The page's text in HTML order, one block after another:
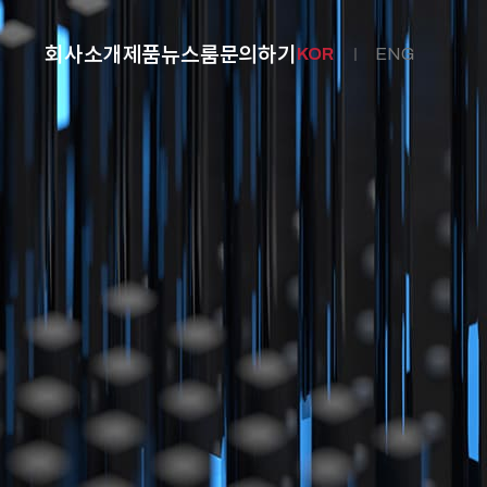
회사소개 제품뉴스룸문의하기 KOR ENG